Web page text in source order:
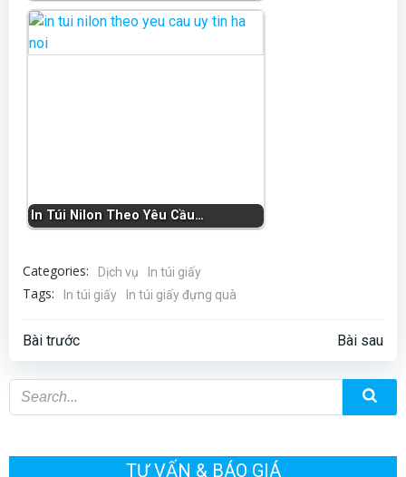
In Túi Nilon Theo Yêu Cầu…
Categories: Dịch vụ In túi giấy
Tags: In túi giấy In túi giấy đựng quà
Điều
hướng
Bài trước
Điều
hướng
Bài sau
TƯ VẤN & BÁO GIÁ